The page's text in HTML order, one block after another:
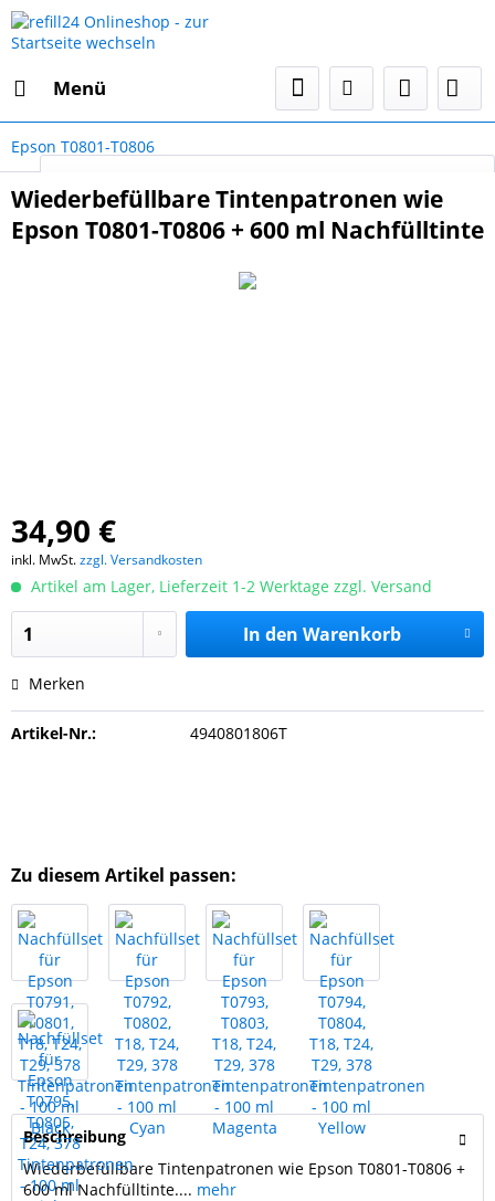
Menü
Epson T0801-T0806
Wiederbefüllbare Tintenpatronen wie
Epson T0801-T0806 + 600 ml Nachfülltinte
34,90 €
inkl. MwSt.zzgl. Versandkosten
Artikel am Lager, Lieferzeit 1-2 Werktage zzgl. Versand
In den Warenkorb
Merken
Artikel-Nr.: 4940801806T
Zu diesem Artikel passen:
Beschreibung
Wiederbefüllbare Tintenpatronen wie Epson T0801-T0806 +
600 ml Nachfülltinte.... mehr